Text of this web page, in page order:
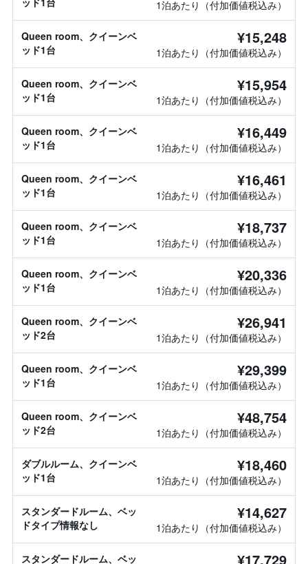
1泊あたり（付加価値税込み）
Queen room、クイーンベ
ッド1台
¥15,248
1泊あたり（付加価値税込み）
Queen room、クイーンベ
ッド1台
¥15,954
1泊あたり（付加価値税込み）
Queen room、クイーンベ
ッド1台
¥16,449
1泊あたり（付加価値税込み）
Queen room、クイーンベ
ッド1台
¥16,461
1泊あたり（付加価値税込み）
Queen room、クイーンベ
ッド1台
¥18,737
1泊あたり（付加価値税込み）
Queen room、クイーンベ
ッド1台
¥20,336
1泊あたり（付加価値税込み）
Queen room、クイーンベ
ッド2台
¥26,941
1泊あたり（付加価値税込み）
Queen room、クイーンベ
ッド1台
¥29,399
1泊あたり（付加価値税込み）
Queen room、クイーンベ
ッド2台
¥48,754
1泊あたり（付加価値税込み）
ダブルルーム、クイーンベ
ッド1台
¥18,460
1泊あたり（付加価値税込み）
スタンダードルーム、ベッ
ドタイプ情報なし
¥14,627
1泊あたり（付加価値税込み）
スタンダードルーム、ベッ ¥17,729